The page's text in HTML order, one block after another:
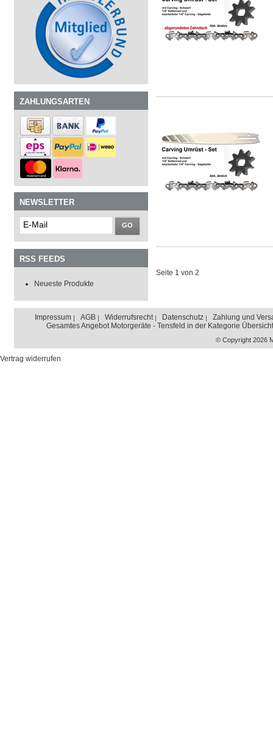
ZAHLUNGSARTEN
NEWSLETTER
GO
RSS FEEDS
Neueste Produkte
Seite 1 von 2
Impressum AGB Widerrufsrecht Datenschutz
Zahlung und
Gesamtes Angebot Motorgeräte - Tensfeld in der Kategorie Übersicht
© Copyright 2026
Vertrag widerrufen